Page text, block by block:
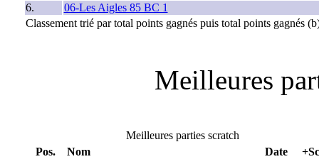
6.
06-Les Aigles 85 BC 1
Classement trié par total points gagnés puis total points gagnés
Meilleures
Meilleures parties scratch
Pos.
Nom Date